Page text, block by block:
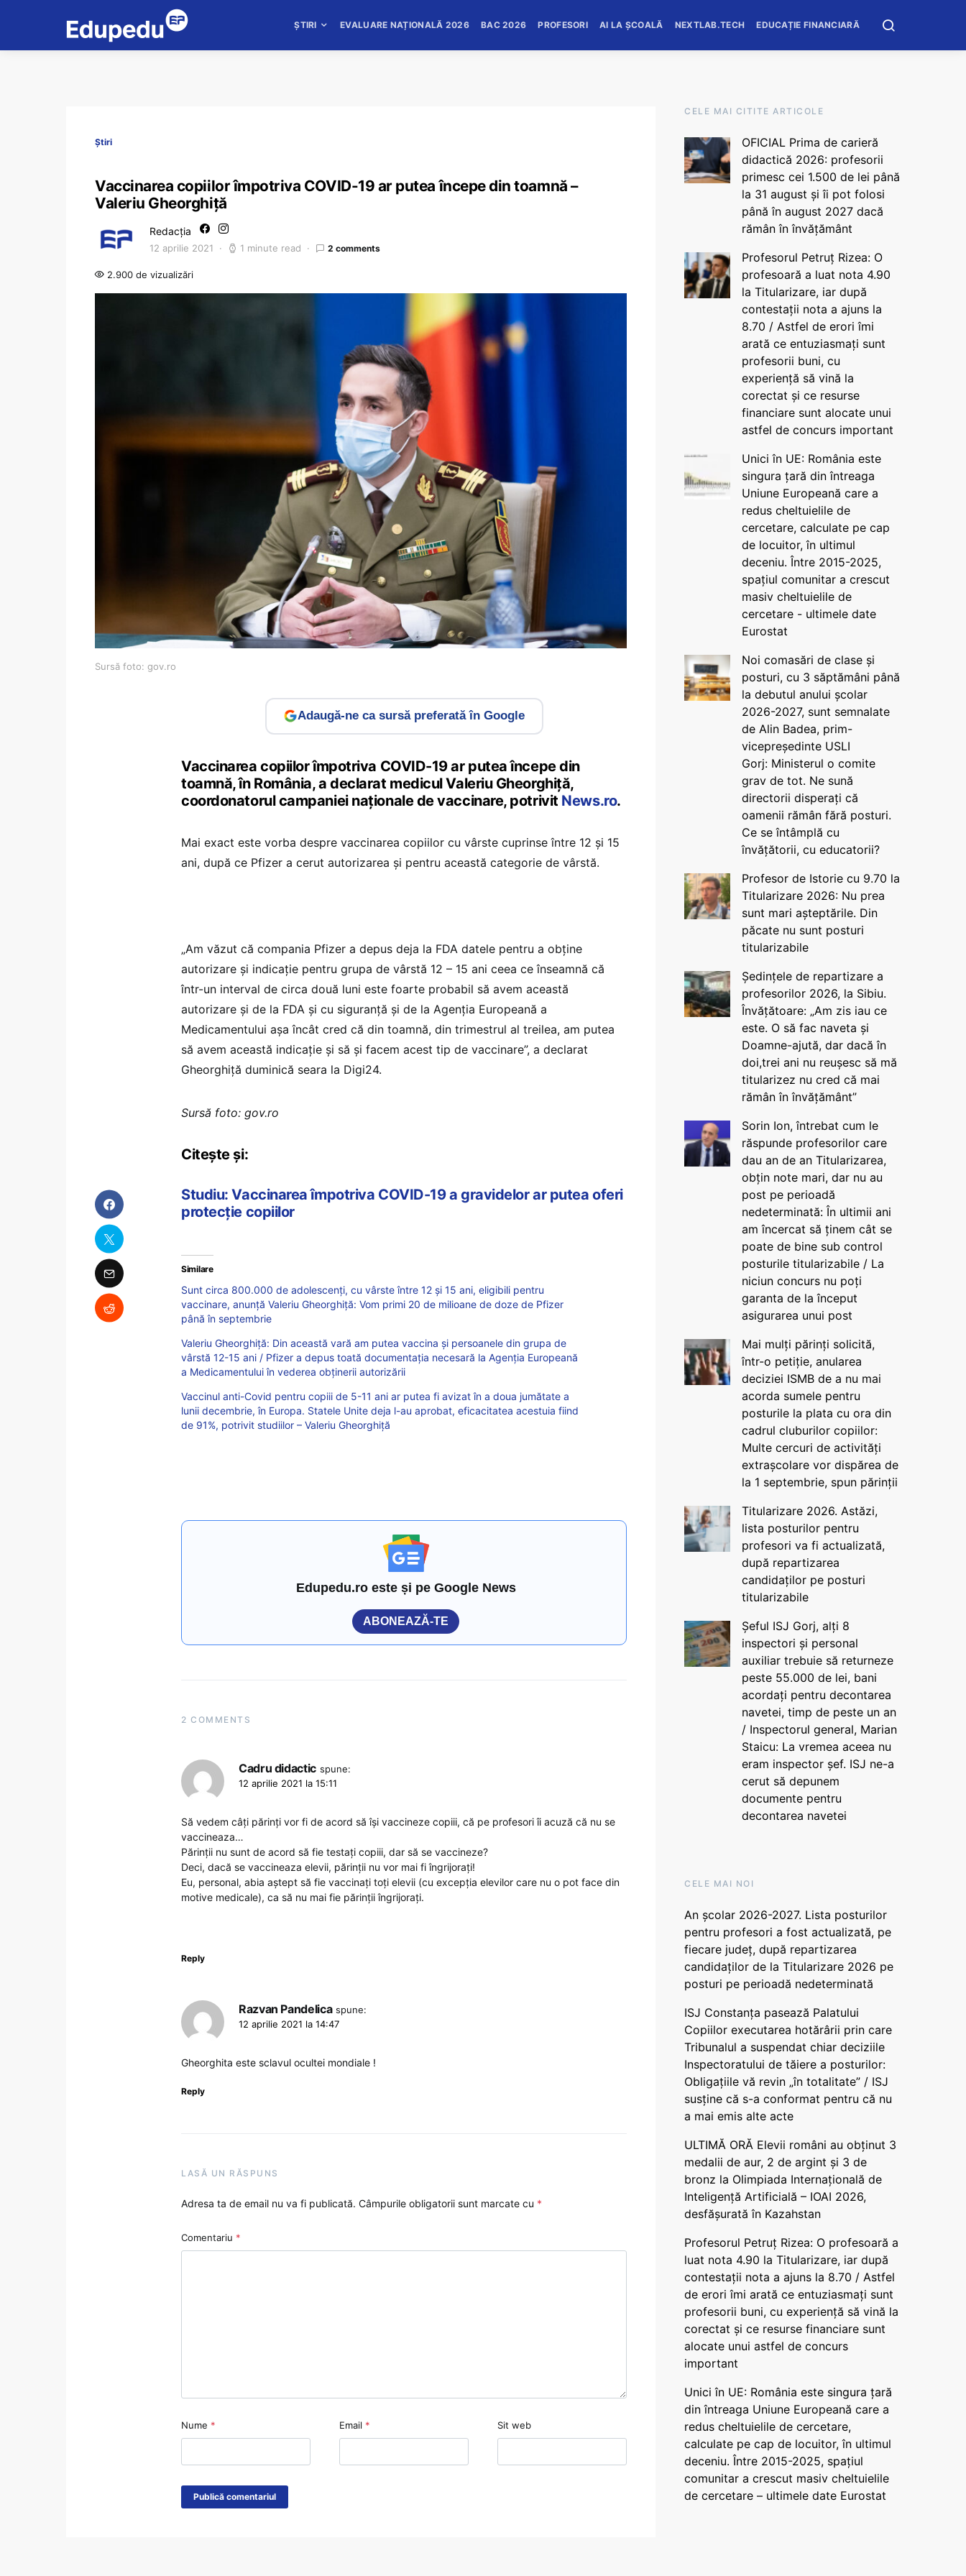
ȘTIRI EVALUARE NAȚIONALĂ 2026 BAC 2026 PROFESORI AI LA ȘCOALĂ NEXTLAB.TECH EDUCAȚIE FINANCIARĂ
Știri
Vaccinarea copiilor împotriva COVID-19 ar putea începe din toamnă –
Valeriu Gheorghiță
Redacția
12 aprilie 2021 1 minute read 2 comments
2.900 de vizualizări
Sursă foto: gov.ro
Adaugă-ne ca sursă preferată în Google
Vaccinarea copiilor împotriva COVID-19 ar putea începe din
toamnă, în România, a declarat medicul Valeriu Gheorghiță,
coordonatorul campaniei naționale de vaccinare, potrivit News.ro.
Mai exact este vorba despre vaccinarea copiilor cu vârste cuprinse între 12 și 15
ani, după ce Pfizer a cerut autorizarea şi pentru această categorie de vârstă.
„Am văzut că compania Pfizer a depus deja la FDA datele pentru a obţine
autorizare şi indicaţie pentru grupa de vârstă 12 – 15 ani ceea ce înseamnă că
într-un interval de circa două luni este foarte probabil să avem această
autorizare şi de la FDA şi cu siguranţă şi de la Agenţia Europeană a
Medicamentului aşa încât cred că din toamnă, din trimestrul al treilea, am putea
să avem această indicaţie şi să şi facem acest tip de vaccinare”, a declarat
Gheorghiță duminică seara la Digi24.
Sursă foto: gov.ro
Citește și:
Studiu: Vaccinarea împotriva COVID-19 a gravidelor ar putea oferi
protecție copiilor
Similare
Sunt circa 800.000 de adolescenți, cu vârste între 12 și 15 ani, eligibili pentru
vaccinare, anunță Valeriu Gheorghiță: Vom primi 20 de milioane de doze de Pfizer
până în septembrie
Valeriu Gheorghiță: Din această vară am putea vaccina și persoanele din grupa de
vârstă 12-15 ani / Pfizer a depus toată documentația necesară la Agenția Europeană
a Medicamentului în vederea obținerii autorizării
Vaccinul anti-Covid pentru copiii de 5-11 ani ar putea fi avizat în a doua jumătate a
lunii decembrie, în Europa. Statele Unite deja l-au aprobat, eficacitatea acestuia fiind
de 91%, potrivit studiilor – Valeriu Gheorghiță
Edupedu.ro este și pe Google News
ABONEAZĂ-TE
2 COMMENTS
Cadru didactic spune:
12 aprilie 2021 la 15:11
Să vedem câți părinți vor fi de acord să își vaccineze copiii, că pe profesori îi acuză că nu se
vaccineaza…
Părinții nu sunt de acord să fie testați copiii, dar să se vaccineze?
Deci, dacă se vaccineaza elevii, părinții nu vor mai fi îngrijorați!
Eu, personal, abia aștept să fie vaccinați toți elevii (cu excepția elevilor care nu o pot face din
motive medicale), ca să nu mai fie părinții îngrijorați.
Reply
Razvan Pandelica spune:
12 aprilie 2021 la 14:47
Gheorghita este sclavul ocultei mondiale !
Reply
LASĂ UN RĂSPUNS
Adresa ta de email nu va fi publicată. Câmpurile obligatorii sunt marcate cu *
Comentariu *
Nume * Email * Sit web
CELE MAI CITITE ARTICOLE
OFICIAL Prima de carieră
didactică 2026: profesorii
primesc cei 1.500 de lei până
la 31 august și îi pot folosi
până în august 2027 dacă
rămân în învățământ
Profesorul Petruț Rizea: O
profesoară a luat nota 4.90
la Titularizare, iar după
contestații nota a ajuns la
8.70 / Astfel de erori îmi
arată ce entuziasmați sunt
profesorii buni, cu
experiență să vină la
corectat și ce resurse
financiare sunt alocate unui
astfel de concurs important
Unici în UE: România este
singura țară din întreaga
Uniune Europeană care a
redus cheltuielile de
cercetare, calculate pe cap
de locuitor, în ultimul
deceniu. Între 2015-2025,
spațiul comunitar a crescut
masiv cheltuielile de
cercetare - ultimele date
Eurostat
Noi comasări de clase și
posturi, cu 3 săptămâni până
la debutul anului școlar
2026-2027, sunt semnalate
de Alin Badea, prim-
vicepreședinte USLI
Gorj: Ministerul o comite
grav de tot. Ne sună
directorii disperați că
oamenii rămân fără posturi.
Ce se întâmplă cu
învățătorii, cu educatorii?
Profesor de Istorie cu 9.70 la
Titularizare 2026: Nu prea
sunt mari așteptările. Din
păcate nu sunt posturi
titularizabile
Ședințele de repartizare a
profesorilor 2026, la Sibiu.
Învățătoare: „Am zis iau ce
este. O să fac naveta și
Doamne-ajută, dar dacă în
doi,trei ani nu reușesc să mă
titularizez nu cred că mai
rămân în învățământ”
Sorin Ion, întrebat cum le
răspunde profesorilor care
dau an de an Titularizarea,
obțin note mari, dar nu au
post pe perioadă
nedeterminată: În ultimii ani
am încercat să ținem cât se
poate de bine sub control
posturile titularizabile / La
niciun concurs nu poți
garanta de la început
asigurarea unui post
Mai mulți părinți solicită,
într-o petiție, anularea
deciziei ISMB de a nu mai
acorda sumele pentru
posturile la plata cu ora din
cadrul cluburilor copiilor:
Multe cercuri de activități
extrașcolare vor dispărea de
la 1 septembrie, spun părinții
Titularizare 2026. Astăzi,
lista posturilor pentru
profesori va fi actualizată,
după repartizarea
candidaților pe posturi
titularizabile
Șeful ISJ Gorj, alți 8
inspectori și personal
auxiliar trebuie să returneze
peste 55.000 de lei, bani
acordați pentru decontarea
navetei, timp de peste un an
/ Inspectorul general, Marian
Staicu: La vremea aceea nu
eram inspector șef. ISJ ne-a
cerut să depunem
documente pentru
decontarea navetei
CELE MAI NOI
An școlar 2026-2027. Lista posturilor
pentru profesori a fost actualizată, pe
fiecare județ, după repartizarea
candidaților de la Titularizare 2026 pe
posturi pe perioadă nedeterminată
ISJ Constanța pasează Palatului
Copiilor executarea hotărârii prin care
Tribunalul a suspendat chiar deciziile
Inspectoratului de tăiere a posturilor:
Obligațiile vă revin „în totalitate” / ISJ
susține că s-a conformat pentru că nu
a mai emis alte acte
ULTIMĂ ORĂ Elevii români au obținut 3
medalii de aur, 2 de argint și 3 de
bronz la Olimpiada Internațională de
Inteligență Artificială – IOAI 2026,
desfășurată în Kazahstan
Profesorul Petruț Rizea: O profesoară a
luat nota 4.90 la Titularizare, iar după
contestații nota a ajuns la 8.70 / Astfel
de erori îmi arată ce entuziasmați sunt
profesorii buni, cu experiență să vină la
corectat și ce resurse financiare sunt
alocate unui astfel de concurs
important
Unici în UE: România este singura țară
din întreaga Uniune Europeană care a
redus cheltuielile de cercetare,
calculate pe cap de locuitor, în ultimul
deceniu. Între 2015-2025, spațiul
comunitar a crescut masiv cheltuielile
de cercetare – ultimele date Eurostat